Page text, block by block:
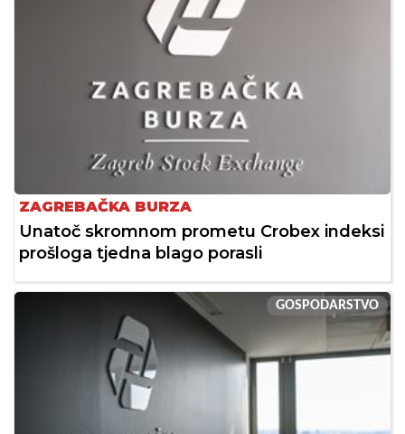
ZAGREBAČKA BURZA
Unatoč skromnom prometu Crobex indeksi
prošloga tjedna blago porasli
GOSPODARSTVO